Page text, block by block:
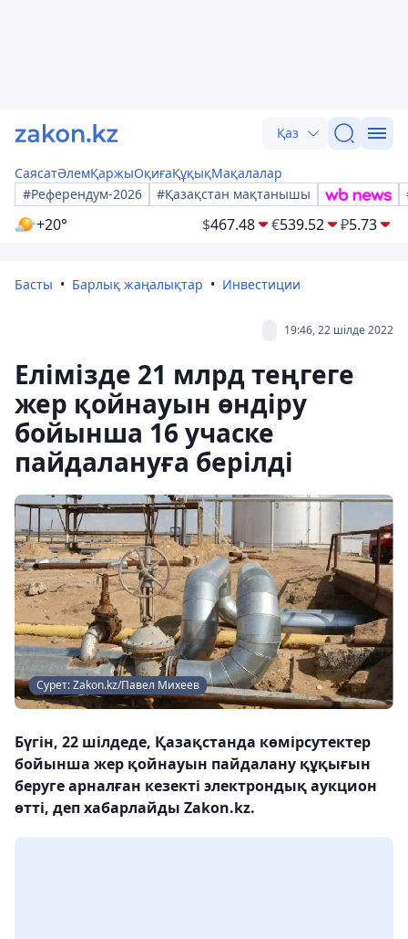
Қаз
СаясатӘлемҚаржыОқиғаҚұқықМақалалар
#Референдум-2026
#Қазақстан мақтанышы
+20° $467.48 €539.52 ₽5.73
Басты Барлық жаңалықтар Инвестиции
19:46, 22 шілде 2022
Елімізде 21 млрд теңгеге
жер қойнауын өндіру
бойынша 16 учаске
пайдалануға берілді
Сурет: Zakon.kz/Павел Михеев
Бүгін, 22 шілдеде, Қазақстанда көмірсутектер
бойынша жер қойнауын пайдалану құқығын
беруге арналған кезекті электрондық аукцион
өтті, деп хабарлайды Zakon.kz.